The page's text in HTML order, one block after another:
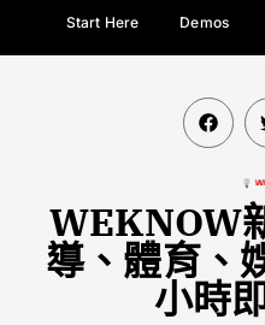
Start Here Demos
WEKNOW
導、體育、
小時